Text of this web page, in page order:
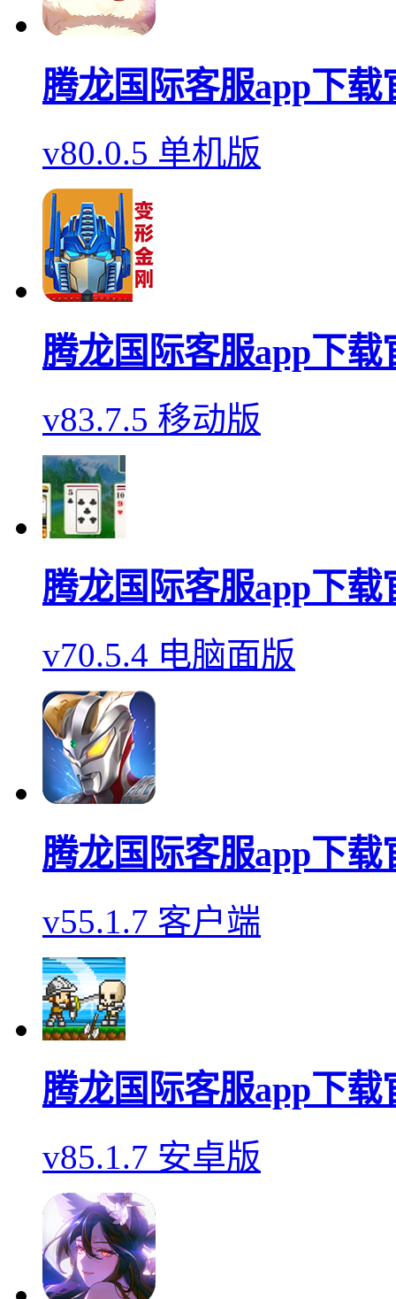
腾龙国际客服app下载
v80.0.5 单机版
腾龙国际客服app下载
v83.7.5 移动版
腾龙国际客服app下载
v70.5.4 电脑面版
腾龙国际客服app下载
v55.1.7 客户端
腾龙国际客服app下载
v85.1.7 安卓版